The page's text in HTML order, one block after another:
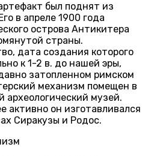
был поднят из
в апреле 1900 года
острова Антикитера
страны.
дата создания которого
к 1-2 в. до нашей эры,
затопленном римском
механизм помещен в
музей.
активно он изготавливался
Сиракузы и Родос.